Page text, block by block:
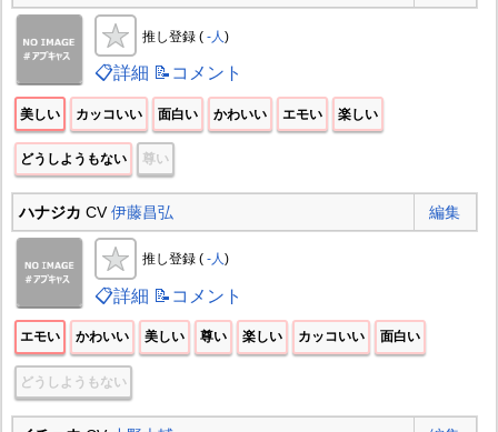
推し登録 ( -人 )
📋詳細 📝コメント
美しい カッコいい 面白い かわいい エモい 楽しい
どうしようもない 尊い
ハナジカ CV伊藤昌弘 編集
推し登録 ( -人)
📋詳細 📝コメント
エモい かわいい 美しい 尊い 楽しい カッコいい 面白い
どうしようもない